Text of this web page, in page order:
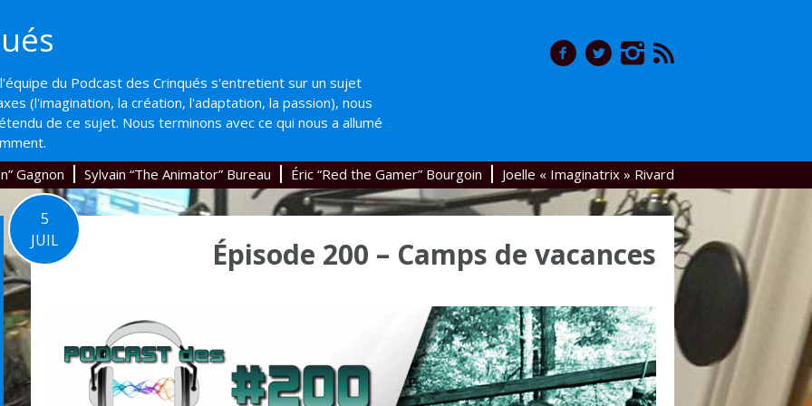
du Podcast des Crinqués s'entretient sur un sujet
(l'imagination, la création, l'adaptation, la passion), nous
de ce sujet. Nous terminons avec ce qui nous a allumé
Gagnon
Sylvain “The Animator” Bureau Éric “Red the Gamer” Bourgoin Joelle « Imaginatrix » Rivard
5
JUIL
Épisode 200 – Camps de vacances